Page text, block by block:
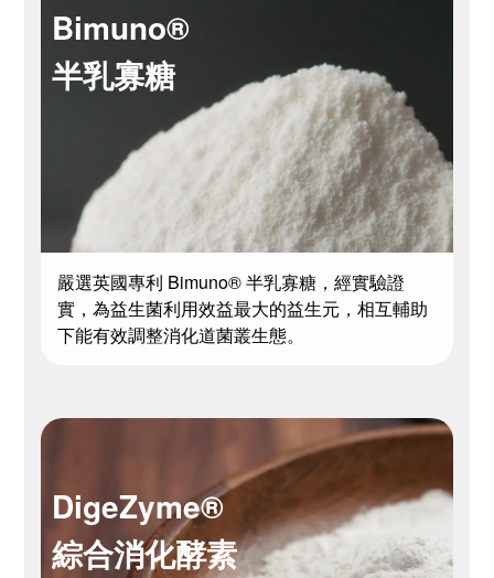
Bimuno®
半乳寡糖
嚴選英國專利 Bimuno® 半乳寡糖，經實驗證
實，為益生菌利用效益最大的益生元，相互輔助
下能有效調整消化道菌叢生態。
DigeZyme®
綜合消化酵素